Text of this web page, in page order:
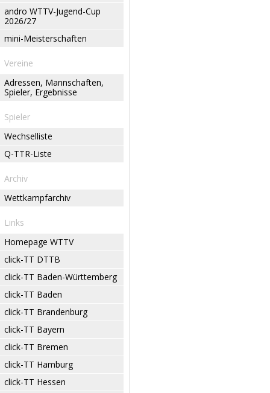
andro WTTV-Jugend-Cup
2026/27
mini-Meisterschaften
Vereine
Adressen, Mannschaften,
Spieler, Ergebnisse
Spieler
Wechselliste
Q-TTR-Liste
Archiv
Wettkampfarchiv
Links
Homepage WTTV
click-TT DTTB
click-TT Baden-Württemberg
click-TT Baden
click-TT Brandenburg
click-TT Bayern
click-TT Bremen
click-TT Hamburg
click-TT Hessen